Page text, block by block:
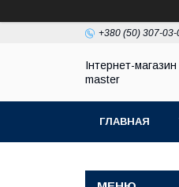
+380 (50) 307-03-
Інтернет-
master
ГЛАВНАЯ